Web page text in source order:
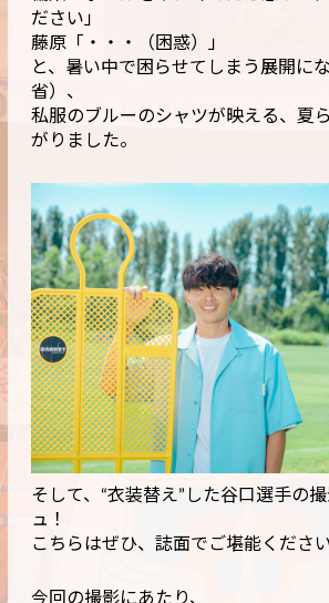
ださい」
藤原「・・・（困惑）」
と、暑い中で困らせてしまう展開に
省）、
私服のブルーのシャツが映える、夏
がりました。
そして、“衣装替え”した谷口選手の
ュ！
こちらはぜひ、誌面でご堪能ください
今回の撮影にあたり、